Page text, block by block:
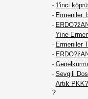
- 1'inci
- Ermeniler,
-
- Yine
- Ermeniler
-
-
- Sevgili
- Artık
?